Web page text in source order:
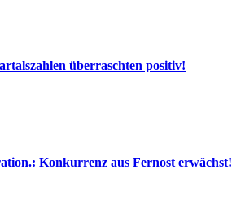
überraschten positiv!
Konkurrenz aus Fernost erwächst!